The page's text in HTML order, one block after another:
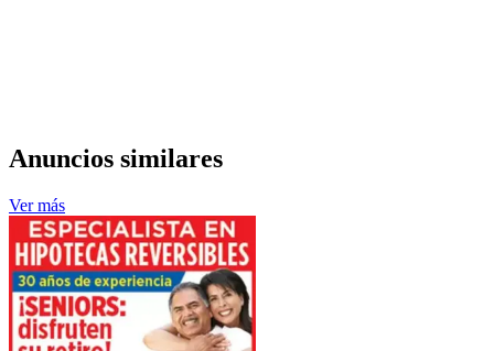
Anuncios similares
Ver más